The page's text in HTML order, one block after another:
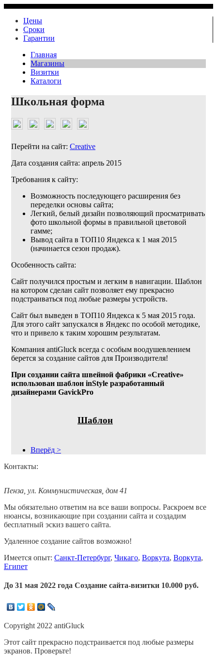
Цены
Сроки
Гарантии
Главная
Магазины
Визитки
Каталоги
Школьная форма
Перейти на сайт: Creative
Дата создания сайта: апрель 2015
Требования к сайту:
Возможность последующего расширения без
переделки основы сайта;
Легкий, белый дизайн позволяющий просматривать
фото школьной формы в правильной цветовой
гамме;
Вывод сайта в ТОП10 Яндекса к 1 мая 2015
(начинается сезон продаж).
Особенность сайта:
Сайт получился простым и легким в навигации. Шаблон
на котором сделан сайт позволяет ему прекрасно
подстраиваться под любые размеры устройств.
Сайт был выведен в ТОП10 Яндекса к 5 мая 2015 года.
Для этого сайт запускался в Яндекс по особой методике,
что и привело к таким хорошим результатам.
Компания antiGluck всегда с особым воодушевлением
берется за создание сайтов для Производителя!
При создании сайта швейной фабрики «Creative»
использован шаблон inStyle разработанный
дизайнерами GavickPro
Шаблон
Вперёд >
Контакты:
Пенза, ул. Коммунистическая, дом 41
Мы обязательно ответим на все ваши вопросы. Раскроем все
нюансы, возникающие при создании сайта и создадим
бесплатный эскиз вашего сайта.
Удаленное создание сайтов возможно!
Имеется опыт: Санкт-Петербург, Чикаго, Воркута, Воркута,
Египет
До 31 мая 2022 года Создание сайта-визитки 10.000 руб.
Copyright 2022 antiGluck
Этот сайт прекрасно подстраивается под любые размеры
экранов. Проверьте!